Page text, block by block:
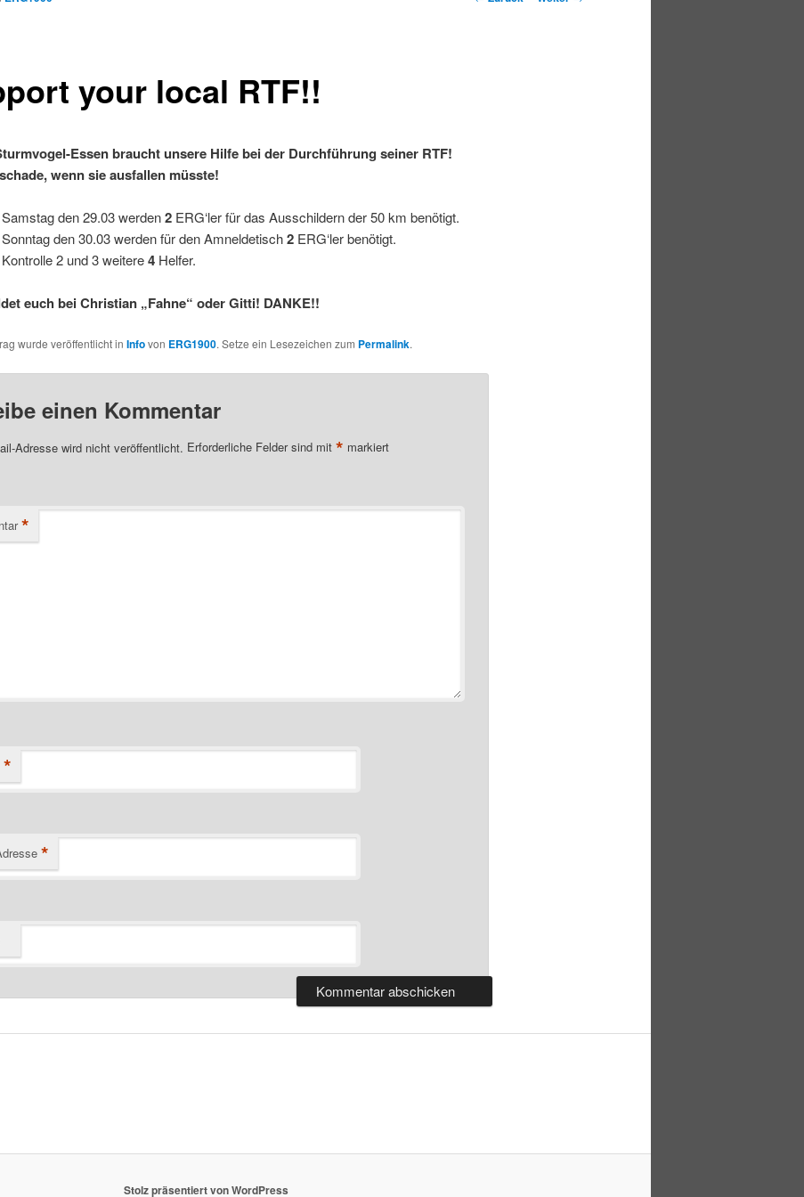
your local RTF!!
Essen braucht unsere Hilfe bei der Durchführung seiner RTF!
wenn sie ausfallen müsste!
den 29.03 werden2 ERG‘ler für das Ausschildern der 50 km benötigt.
den 30.03 werden für den Amneldetisch2 ERG‘ler benötigt.
2 und 3 weitere4 Helfer.
euch bei Christian „Fahne“ oder Gitti! DANKE!!
wurde veröffentlicht in Infovon ERG1900. Setze ein Lesezeichen zum Permalink.
einen Kommentar
Adresse wird nicht veröffentlicht. Erforderliche Felder sind mit * markiert
*
*
*
Stolz präsentiert von WordPress